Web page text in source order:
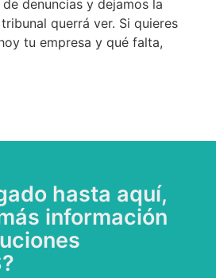
denuncias y dejamos la
querrá ver. Si quieres
tu empresa y qué falta,
hasta aquí,
información